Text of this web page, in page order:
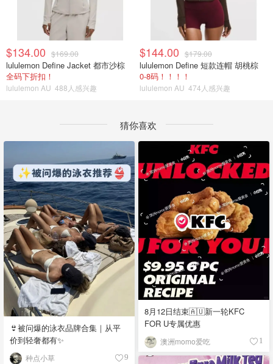
$134.00 $169.00
lululemon Define Jacket 都市沙棕
全码下折扣！
lululemon AU 488人感兴趣
$144.00 $179.00
lululemon Define 短款连帽 胡桃棕
0-8码！！！！
lululemon AU 474人感兴趣
猜你喜欢
👙被问爆的泳衣品牌合集｜从平
价到轻奢都有✨
种点小草 9
8月12日结束🇦🇺新一轮KFC
FOR U专属优惠
澳洲momo爱吃 1